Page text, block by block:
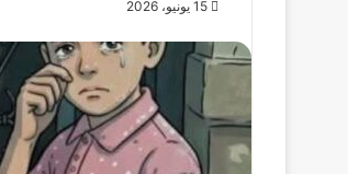
15 يونيو، 2026